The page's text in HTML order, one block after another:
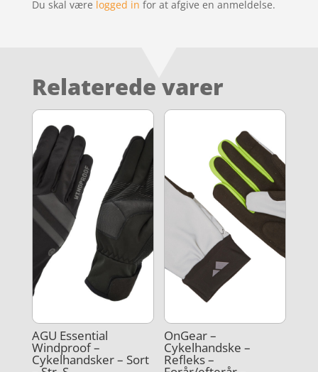
Du skal være logged in for at afgive en anmeldelse.
Relaterede varer
AGU Essential
Windproof –
Cykelhandsker – Sort
OnGear –
Cykelhandske –
Refleks –